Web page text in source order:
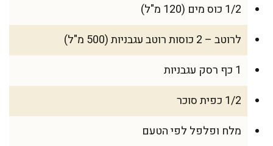
1/2 כוס מים (120 מ"ל)
לרוטב – 2 כוסות רוטב עגבניות (500 מ"ל)
1 כף רסק עגבניות
1/2 כפית סוכר
מלח ופלפל לפי הטעם